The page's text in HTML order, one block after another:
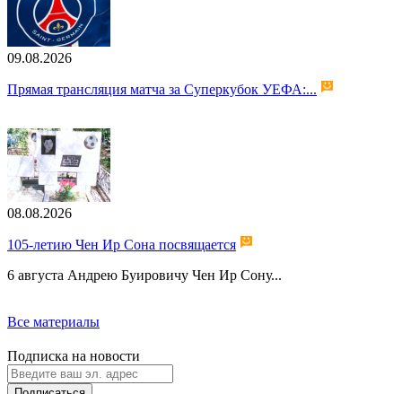
09.08.2026
Прямая трансляция матча за Суперкубок УЕФА:...
08.08.2026
105-летию Чен Ир Сона посвящается
6 августа Андрею Буировичу Чен Ир Сону...
Все материалы
Подписка на новости